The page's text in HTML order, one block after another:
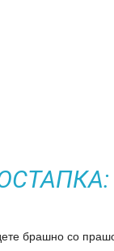
брашно со